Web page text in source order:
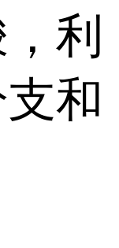
利
和